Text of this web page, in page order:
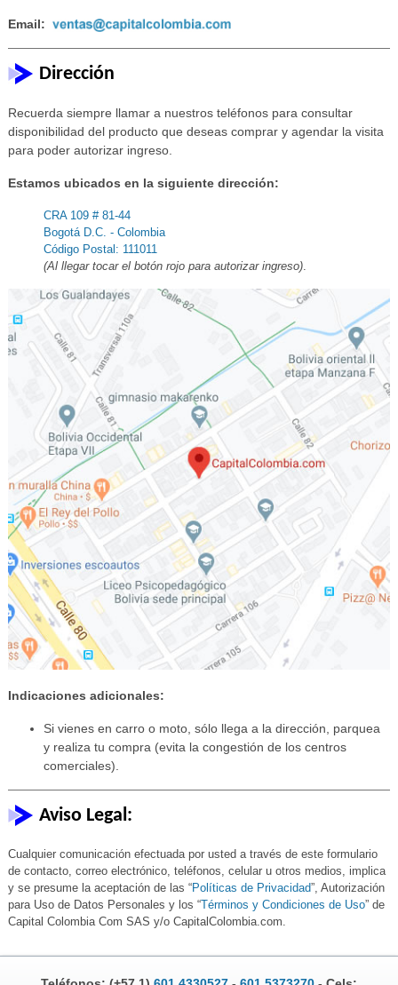
Email:
Dirección
Recuerda siempre llamar a nuestros teléfonos para consultar
disponibilidad del producto que deseas comprar y agendar la visita
para poder autorizar ingreso.
Estamos ubicados en la siguiente dirección:
CRA 109 # 81-44
Bogotá D.C. - Colombia
Código Postal: 111011
(Al llegar tocar el botón rojo para autorizar ingreso).
Indicaciones adicionales:
Si vienes en carro o moto, sólo llega a la dirección, parquea
y realiza tu compra (evita la congestión de los centros
comerciales).
Aviso Legal:
Cualquier comunicación efectuada por usted a través de este formulario
de contacto, correo electrónico, teléfonos, celular u otros medios, implica
y se presume la aceptación de las “Políticas de Privacidad”, Autorización
para Uso de Datos Personales y los “Términos y Condiciones de Uso” de
Capital Colombia Com SAS y/o CapitalColombia.com.